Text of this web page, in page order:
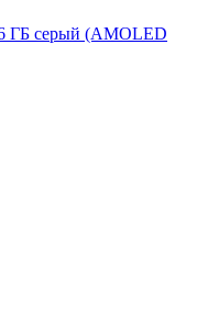
ГБ серый (AMOLED